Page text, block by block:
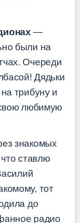
—
были на
Очереди
Дядьки
трибуну и
любимую
знакомых
ставлю
тот
до
радио